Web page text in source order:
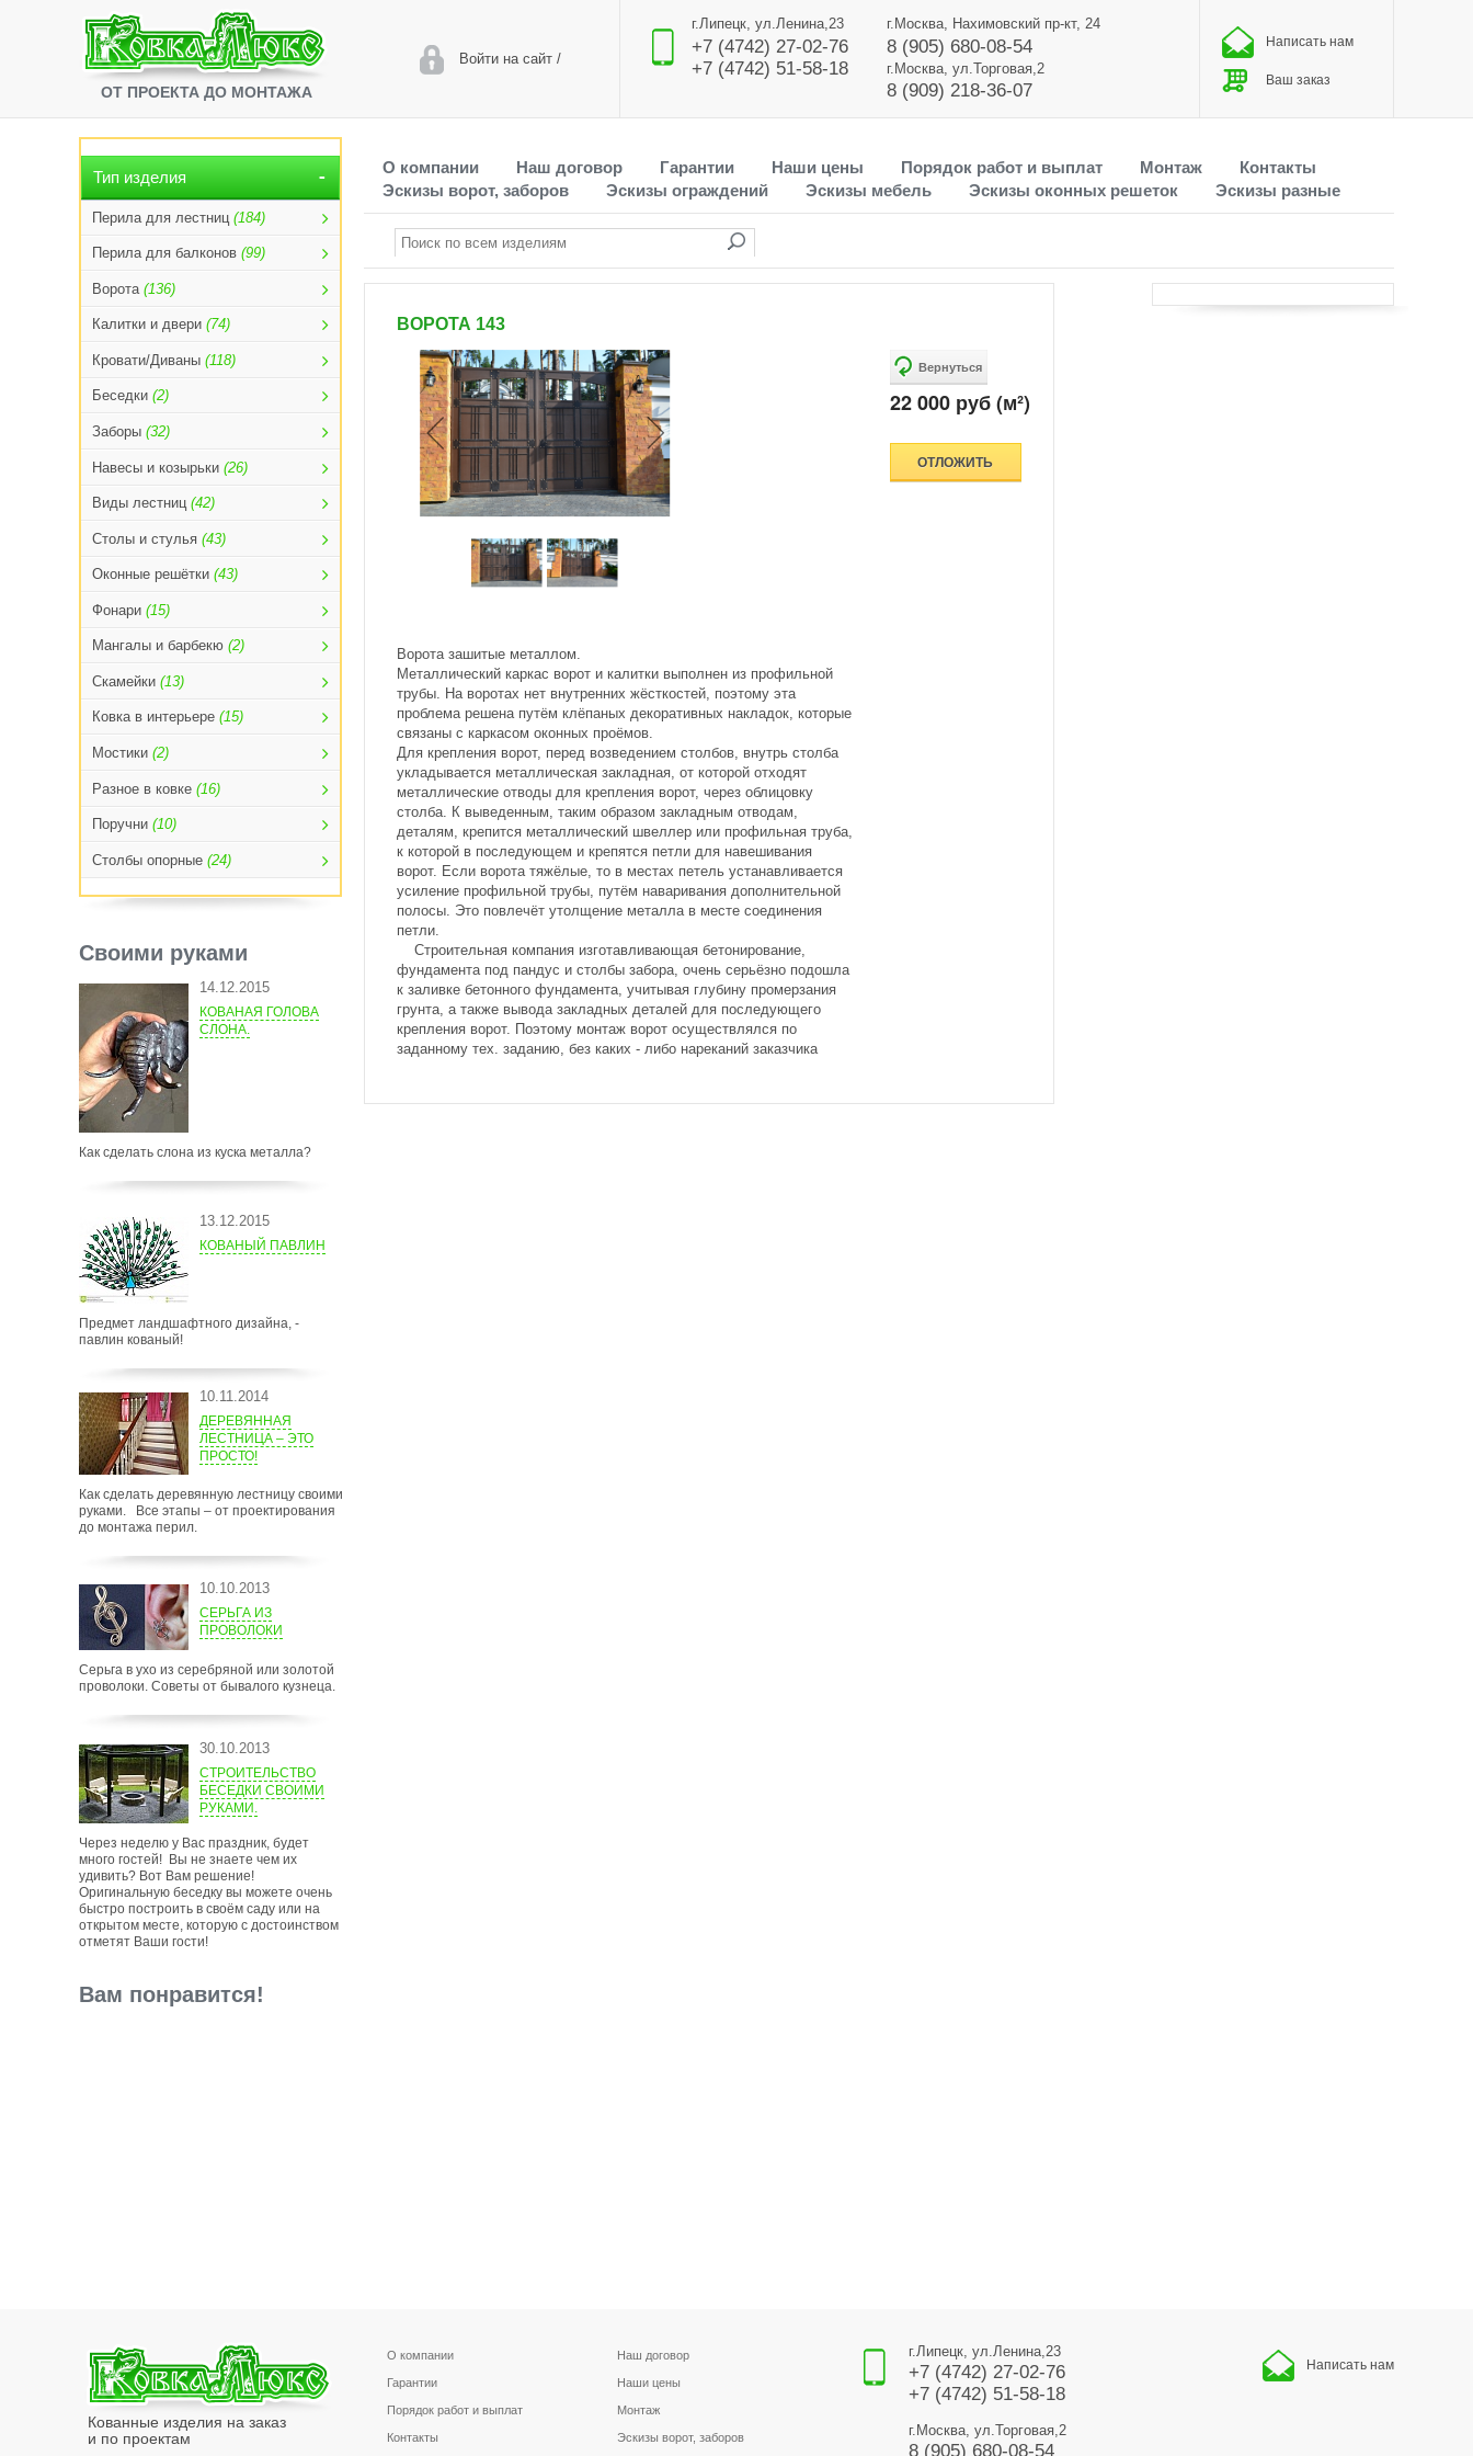
ОТ ПРОЕКТА ДО МОНТАЖА
Войти на сайт/
г.Липецк, ул.Ленина,23
+7 (4742) 27-02-76
+7 (4742) 51-58-18
г.Москва, Нахимовский пр-кт, 24
8 (905) 680-08-54
г.Москва, ул.Торговая,2
8 (909) 218-36-07
Написать нам
Ваш заказ
Тип изделия
Перила для лестниц (184)
Перила для балконов (99)
Ворота (136)
Калитки и двери (74)
Кровати/Диваны (118)
Беседки (2)
Заборы (32)
Навесы и козырьки (26)
Виды лестниц (42)
Столы и стулья (43)
Оконные решётки (43)
Фонари (15)
Мангалы и барбекю (2)
Скамейки (13)
Ковка в интерьере (15)
Мостики (2)
Разное в ковке (16)
Поручни (10)
Столбы опорные (24)
Своими руками
14.12.2015
КОВАНАЯ ГОЛОВА
СЛОНА.
Как сделать слона из куска металла?
13.12.2015
КОВАНЫЙ ПАВЛИН
Предмет ландшафтного дизайна, -
павлин кованый!
10.11.2014
ДЕРЕВЯННАЯ
ЛЕСТНИЦА – ЭТО
ПРОСТО!
Как сделать деревянную лестницу своими
руками. Все этапы – от проектирования
до монтажа перил.
10.10.2013
СЕРЬГА ИЗ
ПРОВОЛОКИ
Серьга в ухо из серебряной или золотой
проволоки. Советы от бывалого кузнеца.
30.10.2013
СТРОИТЕЛЬСТВО
БЕСЕДКИ СВОИМИ
РУКАМИ.
Через неделю у Вас праздник, будет
много гостей! Вы не знаете чем их
удивить? Вот Вам решение!
Оригинальную беседку вы можете очень
быстро построить в своём саду или на
открытом месте, которую с достоинством
отметят Ваши гости!
Вам понравится!
О компании Наш договор Гарантии Наши цены Порядок работ и выплат Монтаж
Контакты
Эскизы ворот, заборов
Эскизы ограждений Эскизы мебель Эскизы оконных решеток Эскизы разные
ВОРОТА 143
22 000 руб (м²)
ОТЛОЖИТЬ
Ворота зашитые металлом.
Металлический каркас ворот и калитки выполнен из профильной
трубы. На воротах нет внутренних жёсткостей, поэтому эта
проблема решена путём клёпаных декоративных накладок, которые
связаны с каркасом оконных проёмов.
Для крепления ворот, перед возведением столбов, внутрь столба
укладывается металлическая закладная, от которой отходят
металлические отводы для крепления ворот, через облицовку
столба. К выведенным, таким образом закладным отводам,
деталям, крепится металлический швеллер или профильная труба,
к которой в последующем и крепятся петли для навешивания
ворот. Если ворота тяжёлые, то в местах петель устанавливается
усиление профильной трубы, путём наваривания дополнительной
полосы. Это повлечёт утолщение металла в месте соединения
петли.
Строительная компания изготавливающая бетонирование,
фундамента под пандус и столбы забора, очень серьёзно подошла
к заливке бетонного фундамента, учитывая глубину промерзания
грунта, а также вывода закладных деталей для последующего
крепления ворот. Поэтому монтаж ворот осуществлялся по
заданному тех. заданию, без каких - либо нареканий заказчика
Кованные изделия на заказ
и по проектам
О компании Наш договор
Гарантии Наши цены
Порядок работ и выплат Монтаж
Контакты Эскизы ворот, заборов
г.Липецк, ул.Ленина,23
+7 (4742) 27-02-76
+7 (4742) 51-58-18
г.Москва, ул.Торговая,2
8 (905) 680-08-54
Написать нам